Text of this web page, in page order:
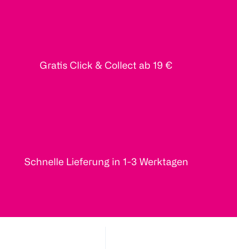
Gratis Click & Collect ab 19 €
Schnelle Lieferung in 1-3 Werktagen